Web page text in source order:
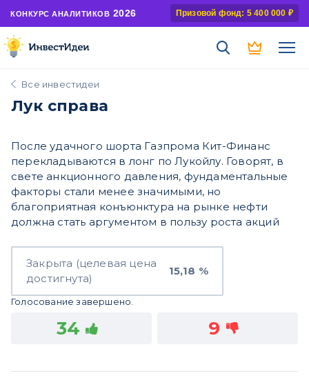
КОНКУРС АНАЛИТИКОВ 2026 Призовой фонд: 5 400 000 ₽
Все инвестидеи
Лук справа
После удачного шорта Газпрома Кит-Финанс
перекладываются в лонг по Лукойлу. Говорят, в
свете анкционного давления, фундаментальные
факторы стали менее значимыми, но
благоприятная конъюнктура на рынке нефти
должна стать аргументом в пользу роста акций
Закрыта (целевая цена
достигнута)
15,18 %
Голосование завершено.
34 9